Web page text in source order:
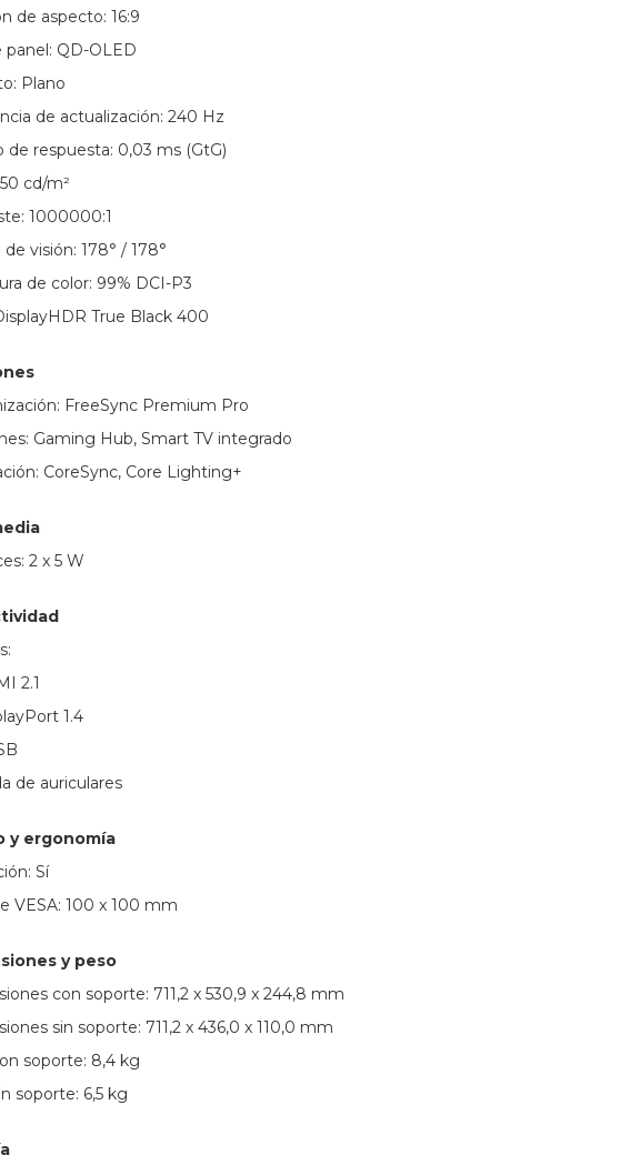
de aspecto: 16:9
panel: QD-OLED
Plano
de actualización: 240 Hz
de respuesta: 0,03 ms (GtG)
cd/m²
1000000:1
visión: 178° / 178°
de color: 99% DCI-P3
True Black 400
FreeSync Premium Pro
Gaming Hub, Smart TV integrado
CoreSync, Core Lighting+
2 x 5 W
2.1
1.4
de auriculares
y ergonomía
Sí
VESA: 100 x 100 mm
y peso
con soporte: 711,2 x 530,9 x 244,8 mm
sin soporte: 711,2 x 436,0 x 110,0 mm
soporte: 8,4 kg
soporte: 6,5 kg